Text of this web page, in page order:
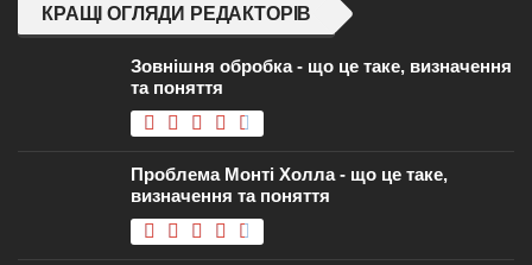
КРАЩІ ОГЛЯДИ РЕДАКТОРІВ
Зовнішня обробка - що це таке, визначення
та поняття
Проблема Монті Холла - що це таке,
визначення та поняття